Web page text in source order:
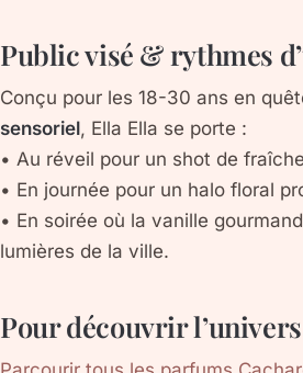
Public visé & rythmes
Conçu pour les 18-30 ans en
sensoriel, Ella Ella se porte :
• Au réveil pour un shot de
• En journée pour un halo floral
• En soirée où la vanille
lumières de la ville.
Pour découvrir